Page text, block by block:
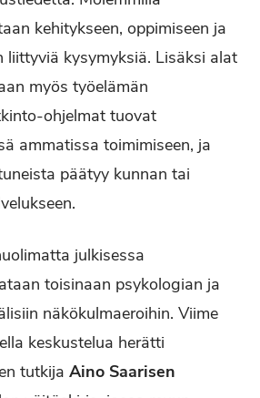
kehitykseen, oppimiseen ja
liittyviä kysymyksiä. Lisäksi alat
myös työelämän
ohjelmat tuovat
ammatissa toimimiseen, ja
päätyy kunnan tai
julkisessa
toisinaan psykologian ja
näkökulmaeroihin. Viime
keskustelua herätti
tutkija Aino Saarisen